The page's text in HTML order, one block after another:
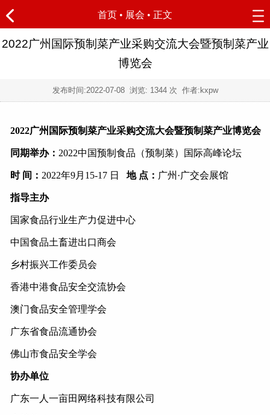
首页 • 展会 • 正文
2022广州国际预制菜产业采购交流大会暨预制菜产业
博览会
发布时间:2022-07-08浏览: 1344 次 作者:kxpw
2022广州国际预制菜产业采购交流大会暨预制菜产业博览会
同期举办： 2022中国预制食品（预制菜）国际高峰论坛
时 间： 2022年9月 15-17 日 地 点： 广州 ·广交会展馆
指导主办
国家食品行业生产力促进中心
中国食品土畜进出口商会
乡村振兴工作委员会
香港中港食品安全交流协会
澳门食品安全管理学会
广东省食品流通协会
佛山市食品安全学会
协办单位
广东一人一亩田网络科技有限公司